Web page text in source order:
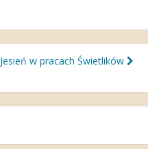
Jesień w pracach Świetlików